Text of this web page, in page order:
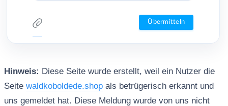
Hinweis: Diese Seite wurde erstellt, weil ein Nutzer die
Seite waldkoboldede.shopals betrügerisch erkannt und
uns gemeldet hat. Diese Meldung wurde von uns nicht